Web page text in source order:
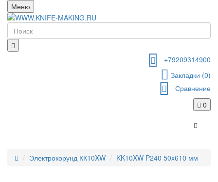
Меню
+79209314900
Закладки (0)
Сравнение
0
Электрокорунд КК10XW KK10XW P240 50x610 мм